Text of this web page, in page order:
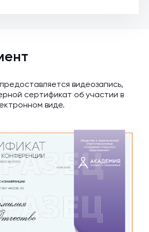
видеозапись,
сертификат об участии в
виде.